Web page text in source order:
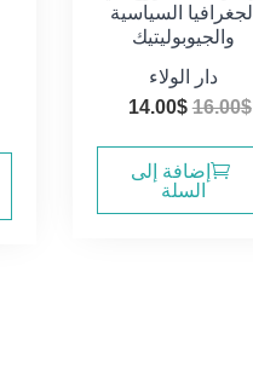
الجغرافيا السياسية
والجيوبوليتيك
دار الولاء
16.00$
السعر
هو:
16.00$.
14.00$
إضافة إلى
السلة